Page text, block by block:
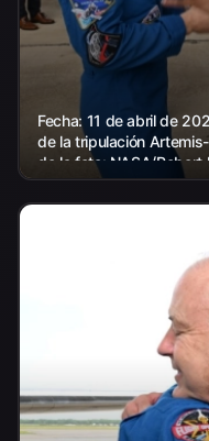
Fecha: 11 de abril de
de la tripulación
de la foto: NASA/